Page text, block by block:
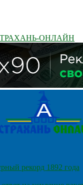
ОНЛАЙН
рекорд 1892 года